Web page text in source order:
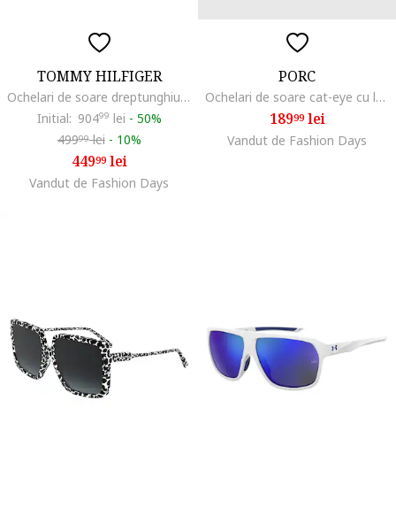
TOMMY HILFIGER
Ochelari de soare dreptunghiulari cu model cu monograma metalica, Alb/Auriu
Initial: 90499 lei - 50%
49999lei - 10%
44999lei
Vandut de Fashion Days
PORC
Ochelari de soare cat-eye cu lentile polarizate Wicked, Ivoire
18999lei
Vandut de Fashion Days